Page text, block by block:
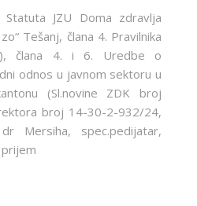
JZU Doma zdravlja
Tešanj, člana 4. Pravilnika
člana 4. i 6. Uredbe o
odnos u javnom sektoru u
(Sl.novine ZDK broj
broj 14-30-2-932/24,
Mersiha, spec.pedijatar,
prijem